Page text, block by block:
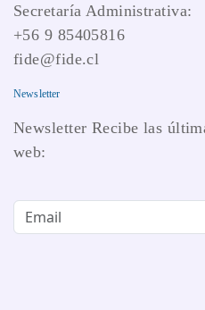
Secretaría Administrativa:
+56 9 85405816
fide@fide.cl
Newsletter
Newsletter Recibe las
web: